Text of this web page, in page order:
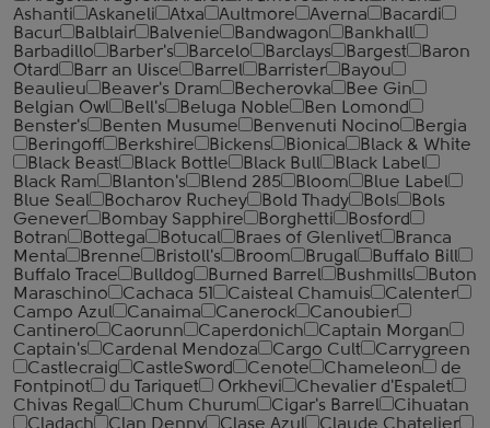
Ashanti
Askaneli Atxa Aultmore Averna
Bacardi
Bacur
Balblair Balvenie Bandwagon
Bankhall
Barbadillo
Barber's Barcelo Barclays Bargest
Baron
Otard
Barr an Uisce Barrel Barrister
Bayou
Beaulieu
Beaver's Dram Becherovka
Bee Gin
Belgian Owl
Bell's Beluga Noble
Ben Lomond
Benster's
Benten Musume Benvenuti Nocino
Bergia
Beringoff
Berkshire Bickens Bionica
Black & White
Black Beast
Black Bottle Black Bull
Black Label
Black Ram
Blanton's Blend 285 Bloom
Blue Label
Blue Seal
Bocharov Ruchey Bold Thady Bols
Bols
Genever
Bombay Sapphire Borghetti
Bosford
Botran
Bottega Botucal Braes of Glenlivet
Branca
Menta
Brenne Bristoll's Broom Brugal
Buffalo Bill
Buffalo Trace
Bulldog Burned Barrel Bushmills
Buton
Maraschino
Cachaca 51 Caisteal Chamuis
Calenter
Campo Azul
Canaima Canerock
Canoubier
Cantinero
Caorunn Caperdonich
Captain Morgan
Captain's
Cardenal Mendoza Cargo Cult
Carrygreen
Castlecraig
CastleSword Cenote Chameleon
de
Fontpinot
du Tariquet Orkhevi
Chevalier d'Espalet
Chivas Regal
Chum Churum Cigar's Barrel
Cihuatan